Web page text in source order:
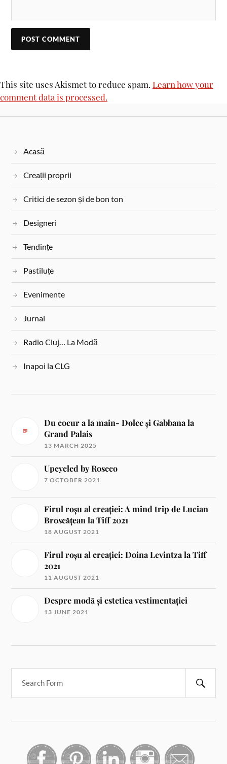
This site uses Akismet to reduce spam. Learn how your
comment data is processed.
Acasă
Creații proprii
Critici de sezon și de bon ton
Designeri
Tendințe
Pastiluțe
Evenimente
Jurnal
Radio Cluj… La Modă
Inapoi la CLG
Du coeur a la main- Dolce și Gabbana la
Grand Palais
13 MARCH 2025
Upcycled by Roseco
7 OCTOBER 2021
Firul roșu al creației: A mind trip de Lucian
Broscățean la Tiff 2021
18 AUGUST 2021
Firul roșu al creației: Doina Levintza la Tiff
2021
11 AUGUST 2021
Despre modă și estetica vestimentației
13 JUNE 2021